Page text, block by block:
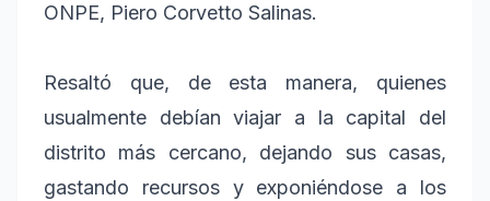
ONPE, Piero Corvetto Salinas.
Resaltó que, de esta manera, quienes
usualmente debían viajar a la capital del
distrito más cercano, dejando sus casas,
gastando recursos y exponiéndose a los